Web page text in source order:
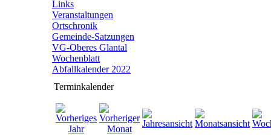
Links
Veranstaltungen
Ortschronik
Gemeinde-Satzungen
VG-Oberes Glantal
Wochenblatt
Abfallkalender 2022
Terminkalender